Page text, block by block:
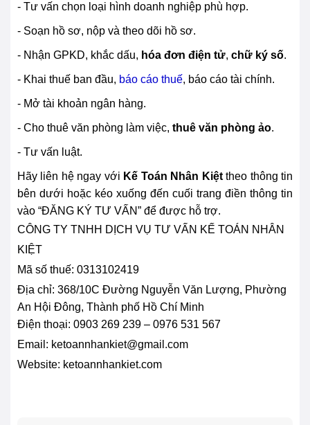
- Tư vấn chọn loại hình doanh nghiệp phù hợp.
- Soạn hồ sơ, nộp và theo dõi hồ sơ.
- Nhận GPKD, khắc dấu, hóa đơn điện tử, chữ ký số.
- Khai thuế ban đầu, báo cáo thuế, báo cáo tài chính.
- Mở tài khoản ngân hàng.
- Cho thuê văn phòng làm việc, thuê văn phòng ảo.
- Tư vấn luật.
Hãy liên hệ ngay với Kế Toán Nhân Kiệttheo thông tin
bên dưới hoặc kéo xuống đến cuối trang điền thông tin
vào “ĐĂNG KÝ TƯ VẤN” để được hỗ trợ.
CÔNG TY TNHH DỊCH VỤ TƯ VẤN KẾ TOÁN NHÂN
KIỆT
Mã số thuế: 0313102419
Địa chỉ: 368/10C Đường Nguyễn Văn Lượng, Phường
An Hội Đông, Thành phố Hồ Chí Minh
Điện thoại: 0903 269 239 – 0976 531 567
Email: ketoannhankiet@gmail.com
Website: ketoannhankiet.com